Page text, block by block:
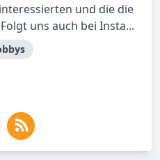
und die die
uns auch bei Insta...